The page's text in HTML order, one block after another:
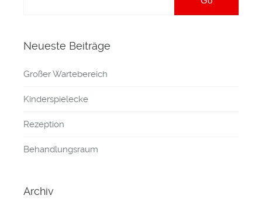
Neueste Beiträge
Großer Wartebereich
Kinderspielecke
Rezeption
Behandlungsraum
Archiv